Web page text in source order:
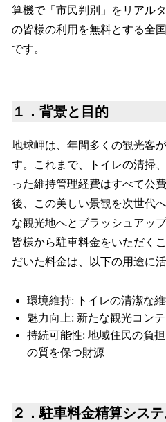
算機で「市民判別」をリアル
の皆様の利用を無料とする全
です。
１．背景と目的
地球岬は、年間多くの観光客
す。これまで、トイレの清掃
った維持管理経費はすべて公
後、この美しい景観を次世代
な観光地へとブラッシュアッ
皆様から駐車料金をいただく
だいた料金は、以下の用途に
環境維持: トイレの清潔な
魅力向上: 新たな観光コン
持続可能性: 地域住民の負
の質を保つ財源
２．駐車料金精算シス